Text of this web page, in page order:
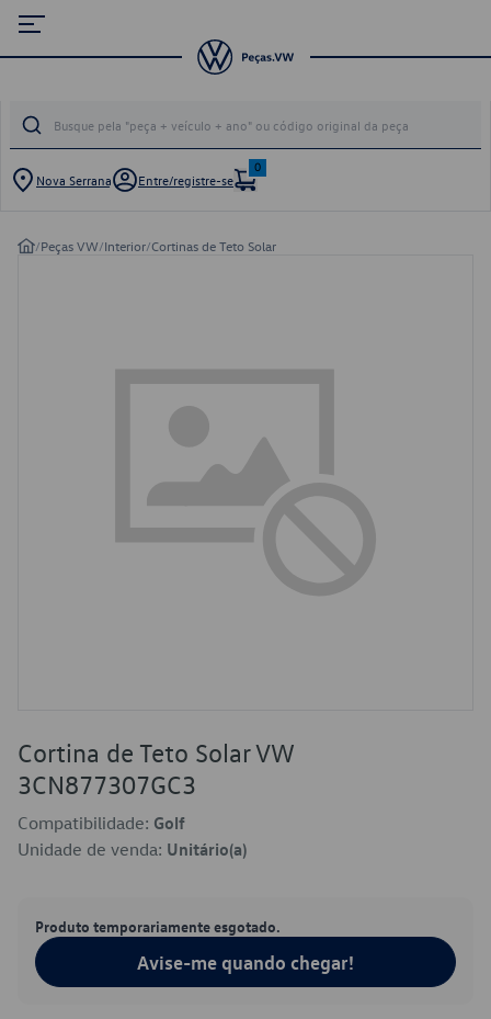
Nova Serrana Entre/registre-se
0
/Peças VW/Interior/Cortinas de Teto Solar
Cortina de Teto Solar VW
3CN877307GC3
Compatibilidade: Golf
Unidade de venda: Unitário(a)
Produto temporariamente esgotado.
Avise-me quando chegar!